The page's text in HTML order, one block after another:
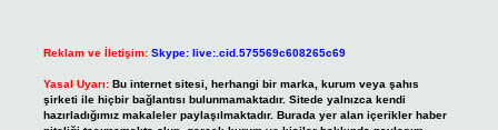
Reklam ve İletişim: Skype: live:.cid.575569c608265c69
Yasal Uyarı: Bu internet sitesi, herhangi bir marka, kurum veya şahıs
şirketi ile hiçbir bağlantısı bulunmamaktadır. Sitede yalnızca kendi
hazırladığımız makaleler paylaşılmaktadır. Burada yer alan içerikler haber